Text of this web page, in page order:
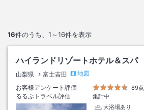
16件のうち、 1～16件を表示
ハイランドリゾートホテル＆スパ
山梨県 富士吉田
地図
お客様アンケート評価
89点
るるぶトラベル評価
集計中
大浴場あり